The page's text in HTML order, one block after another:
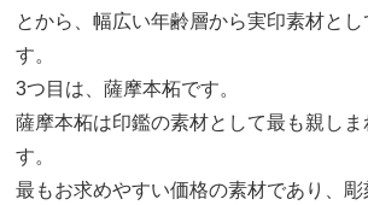
とから、幅広い年齢層から実印素材とし
す。
3つ目は、薩摩本柘です。
薩摩本柘は印鑑の素材として最も親し
す。
最もお求めやすい価格の素材であり、彫